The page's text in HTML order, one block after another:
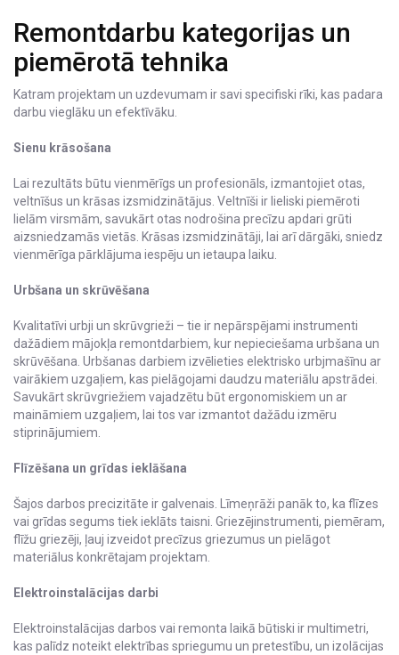
Remontdarbu kategorijas un
piemērotā tehnika
Katram projektam un uzdevumam ir savi specifiski rīki, kas padara
darbu vieglāku un efektīvāku.
Sienu krāsošana
Lai rezultāts būtu vienmērīgs un profesionāls, izmantojiet otas,
veltnīšus un krāsas izsmidzinātājus. Veltnīši ir lieliski piemēroti
lielām virsmām, savukārt otas nodrošina precīzu apdari grūti
aizsniedzamās vietās. Krāsas izsmidzinātāji, lai arī dārgāki, sniedz
vienmērīga pārklājuma iespēju un ietaupa laiku.
Urbšana un skrūvēšana
Kvalitatīvi urbji un skrūvgrieži – tie ir nepārspējami instrumenti
dažādiem mājokļa remontdarbiem, kur nepieciešama urbšana un
skrūvēšana. Urbšanas darbiem izvēlieties elektrisko urbjmašīnu ar
vairākiem uzgaļiem, kas pielāgojami daudzu materiālu apstrādei.
Savukārt skrūvgriežiem vajadzētu būt ergonomiskiem un ar
maināmiem uzgaļiem, lai tos var izmantot dažādu izmēru
stiprinājumiem.
Flīzēšana un grīdas ieklāšana
Šajos darbos precizitāte ir galvenais. Līmeņrāži panāk to, ka flīzes
vai grīdas segums tiek ieklāts taisni. Griezējinstrumenti, piemēram,
flīžu griezēji, ļauj izveidot precīzus griezumus un pielāgot
materiālus konkrētajam projektam.
Elektroinstalācijas darbi
Elektroinstalācijas darbos vai remonta laikā būtiski ir multimetri,
kas palīdz noteikt elektrības spriegumu un pretestību, un izolācijas